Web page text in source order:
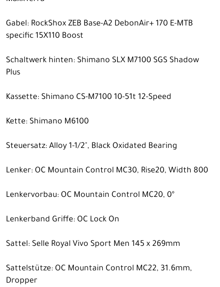
Gabel: RockShox ZEB Base-A2 DebonAir+ 170 E-MTB
specific 15X110 Boost
Schaltwerk hinten: Shimano SLX M7100 SGS Shadow
Plus
Kassette: Shimano CS-M7100 10-51t 12-Speed
Kette: Shimano M6100
Steuersatz: Alloy 1-1/2", Black Oxidated Bearing
Lenker: OC Mountain Control MC30, Rise20, Width 800
Lenkervorbau: OC Mountain Control MC20, 0º
Lenkerband Griffe: OC Lock On
Sattel: Selle Royal Vivo Sport Men 145 x 269mm
Sattelstütze: OC Mountain Control MC22, 31.6mm,
Dropper